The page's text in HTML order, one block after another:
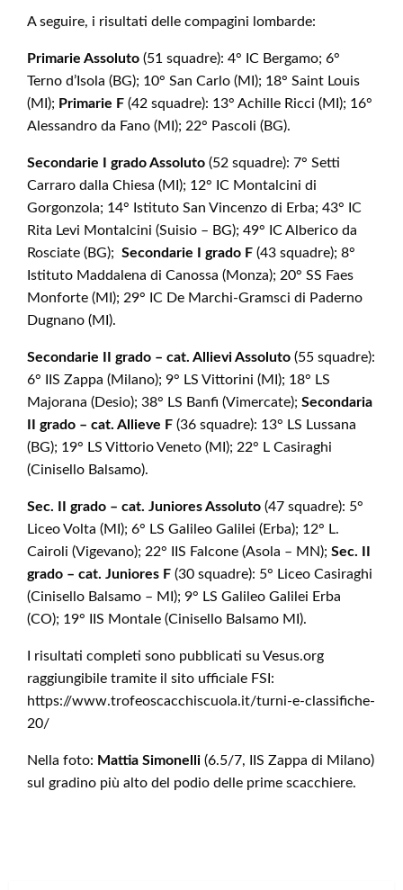
A seguire, i risultati delle compagini lombarde:
Primarie Assoluto (51 squadre): 4° IC Bergamo; 6°
Terno d’Isola (BG); 10° San Carlo (MI); 18° Saint Louis
(MI); Primarie F (42 squadre): 13° Achille Ricci (MI); 16°
Alessandro da Fano (MI); 22° Pascoli (BG).
Secondarie I grado Assoluto (52 squadre): 7° Setti
Carraro dalla Chiesa (MI); 12° IC Montalcini di
Gorgonzola; 14° Istituto San Vincenzo di Erba; 43° IC
Rita Levi Montalcini (Suisio – BG); 49° IC Alberico da
Rosciate (BG); Secondarie I grado F (43 squadre); 8°
Istituto Maddalena di Canossa (Monza); 20° SS Faes
Monforte (MI); 29° IC De Marchi-Gramsci di Paderno
Dugnano (MI).
Secondarie II grado – cat. Allievi Assoluto (55 squadre):
6° IIS Zappa (Milano); 9° LS Vittorini (MI); 18° LS
Majorana (Desio); 38° LS Banfi (Vimercate); Secondaria
II grado – cat. Allieve F (36 squadre): 13° LS Lussana
(BG); 19° LS Vittorio Veneto (MI); 22° L Casiraghi
(Cinisello Balsamo).
Sec. II grado – cat. Juniores Assoluto (47 squadre): 5°
Liceo Volta (MI); 6° LS Galileo Galilei (Erba); 12° L.
Cairoli (Vigevano); 22° IIS Falcone (Asola – MN); Sec. II
grado – cat. Juniores F (30 squadre): 5° Liceo Casiraghi
(Cinisello Balsamo – MI); 9° LS Galileo Galilei Erba
(CO); 19° IIS Montale (Cinisello Balsamo MI).
I risultati completi sono pubblicati su Vesus.org
raggiungibile tramite il sito ufficiale FSI:
https://www.trofeoscacchiscuola.it/turni-e-classifiche-
20/
Nella foto: Mattia Simonelli (6.5/7, IIS Zappa di Milano)
sul gradino più alto del podio delle prime scacchiere.